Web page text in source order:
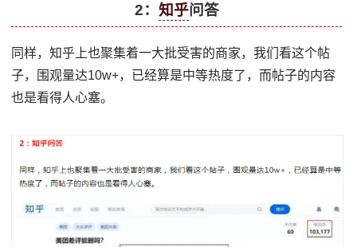
2： 知乎问答
同样，知乎上也聚集着一大批受害的商家，我们看这个帖
子，围观量达10w+，已经算是中等热度了，而帖子的内容
也是看得人心塞。